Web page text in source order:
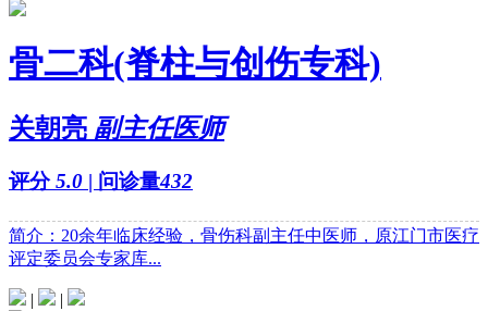
骨二科(脊柱与创伤专科)
关朝亮 副主任医师
评分5.0 | 问诊量432
简介：20余年临床经验，骨伤科副主任中医师，原江门市医疗
评定委员会专家库...
| |